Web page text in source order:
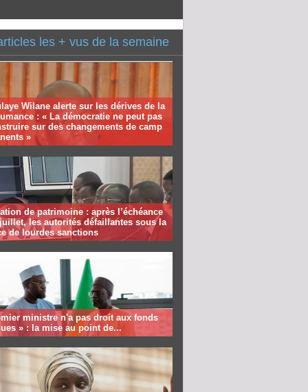
les + vus de la semaine
Wilane alerte sur les dérives de la
: « La démocratie ne peut pas
sur des changements de camp
»
de patrimoine : après l’échéance
les autorités défaillantes sous la
de lourdes sanctions
ministre n'a pas droit aux fonds
» : la mise au point de...